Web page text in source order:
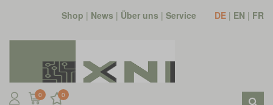
Shop | News | Über uns | Service DE | EN | FR
0 0